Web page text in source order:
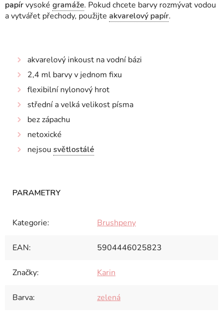
papírvysoké gramáže. Pokud chcete barvy rozmývat vodou
a vytvářet přechody, použijte akvarelový papír.
akvarelový inkoust na vodní bázi
2,4 ml barvy v jednom fixu
flexibilní nylonový hrot
střední a velká velikost písma
bez zápachu
netoxické
nejsou světlostálé
Kategorie: Brushpeny
EAN: 5904446025823
Značky: Karin
Barva: zelená